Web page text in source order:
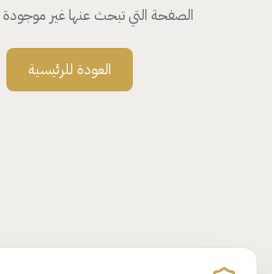
الصفحة التي تبحث عنها غير موجودة
العودة للرئيسية